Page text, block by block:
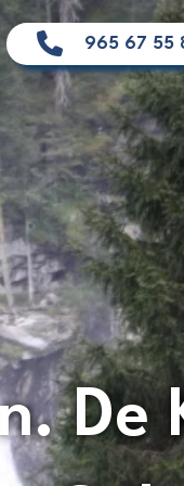
965 67 55
De